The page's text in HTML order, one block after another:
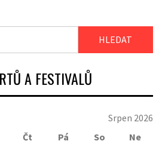
A FESTIVALŮ
Srpen 2026
Čt Pá So
Ne